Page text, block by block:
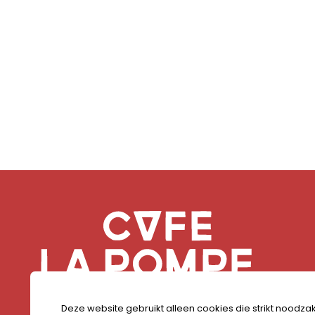
Deze website gebruikt alleen cookies die strikt